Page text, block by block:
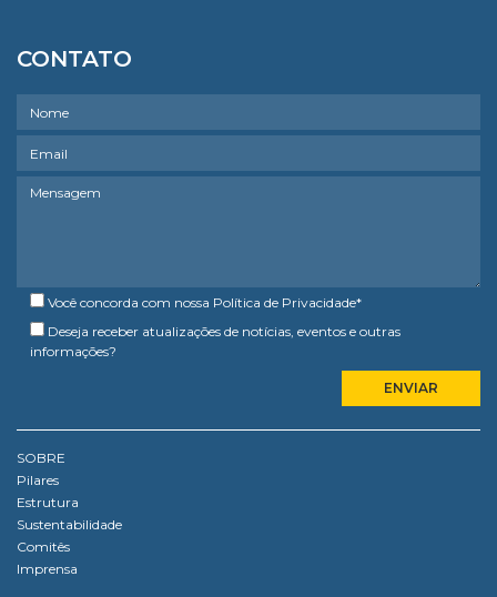
CONTATO
Você concorda com nossa Política de Privacidade*
Deseja receber atualizações de notícias, eventos e outras
informações?
SOBRE
Pilares
Estrutura
Sustentabilidade
Comitês
Imprensa